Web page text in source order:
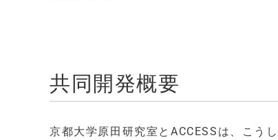
共同開発概要
京都大学原田研究室とACCESSは、こう